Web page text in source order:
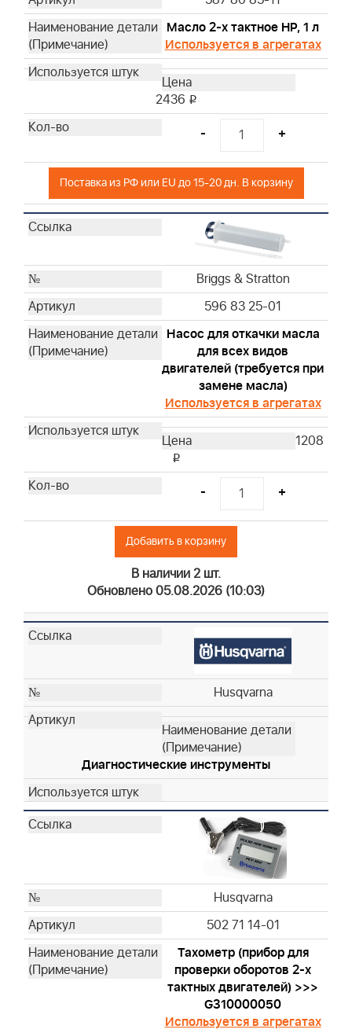
Husqvarna
Husqvarna
Husqvarna
Husqvarna
Husqvarna
Husqvarna
Husqvarna
Husqvarna
Husqvarna
Husqvarna
Husqvarna
Husqvarna
Husqvarna
Husqvarna
Husqvarna
Husqvarna
Husqvarna
Husqvarna
Husqvarna
Husqvarna
Husqvarna
Husqvarna
Husqvarna
Husqvarna
Husqvarna
Husqvarna
Husqvarna
Husqvarna
Husqvarna
Husqvarna
Husqvarna
Husqvarna
Husqvarna
Husqvarna
Husqvarna
Husqvarna
Husqvarna
Husqvarna
Husqvarna
Husqvarna
Husqvarna
Масло 2-х тактное HP, 1 л
Используется в агрегатах
2436 i
- +
Поставка из РФ или EU до 15-20 дн. В корзину
Briggs & Stratton
596 83 25-01
Насос для откачки масла
для всех видов
двигателей (требуется при
замене масла)
Используется в агрегатах
1208
i
- +
Добавить в корзину
В наличии 2 шт.
Обновлено 05.08.2026 (10:03)
Husqvarna
Диагностические инструменты
Husqvarna
502 71 14-01
Тахометр (прибор для
проверки оборотов 2-х
тактных двигателей) >>>
G310000050
Используется в агрегатах